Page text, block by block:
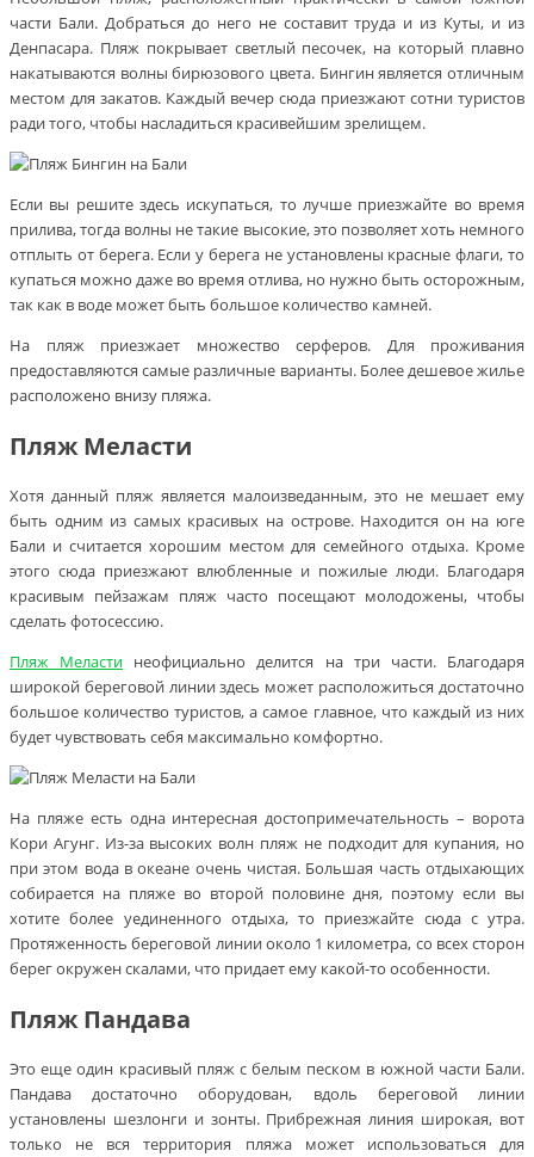
части Бали. Добраться до него не составит труда и из Куты, и из
Денпасара. Пляж покрывает светлый песочек, на который плавно
накатываются волны бирюзового цвета. Бингин является отличным
местом для закатов. Каждый вечер сюда приезжают сотни туристов
ради того, чтобы насладиться красивейшим зрелищем.
Если вы решите здесь искупаться, то лучше приезжайте во время
прилива, тогда волны не такие высокие, это позволяет хоть немного
отплыть от берега. Если у берега не установлены красные флаги, то
купаться можно даже во время отлива, но нужно быть осторожным,
так как в воде может быть большое количество камней.
На пляж приезжает множество серферов. Для проживания
предоставляются самые различные варианты. Более дешевое жилье
расположено внизу пляжа.
Пляж Меласти
Хотя данный пляж является малоизведанным, это не мешает ему
быть одним из самых красивых на острове. Находится он на юге
Бали и считается хорошим местом для семейного отдыха. Кроме
этого сюда приезжают влюбленные и пожилые люди. Благодаря
красивым пейзажам пляж часто посещают молодожены, чтобы
сделать фотосессию.
Пляж Меласти неофициально делится на три части. Благодаря
широкой береговой линии здесь может расположиться достаточно
большое количество туристов, а самое главное, что каждый из них
будет чувствовать себя максимально комфортно.
На пляже есть одна интересная достопримечательность – ворота
Кори Агунг. Из-за высоких волн пляж не подходит для купания, но
при этом вода в океане очень чистая. Большая часть отдыхающих
собирается на пляже во второй половине дня, поэтому если вы
хотите более уединенного отдыха, то приезжайте сюда с утра.
Протяженность береговой линии около 1 километра, со всех сторон
берег окружен скалами, что придает ему какой-то особенности.
Пляж Пандава
Это еще один красивый пляж с белым песком в южной части Бали.
Пандава достаточно оборудован, вдоль береговой линии
установлены шезлонги и зонты. Прибрежная линия широкая, вот
только не вся территория пляжа может использоваться для